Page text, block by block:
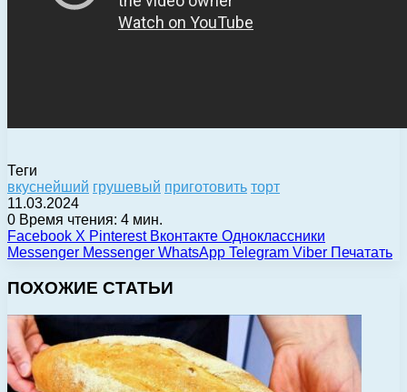
Теги
вкуснейший грушевый приготовить торт
11.03.2024
0 Время чтения: 4 мин.
Facebook X Pinterest Вконтакте Одноклассники
Messenger Messenger WhatsApp Telegram Viber Печатать
ПОХОЖИЕ СТАТЬИ